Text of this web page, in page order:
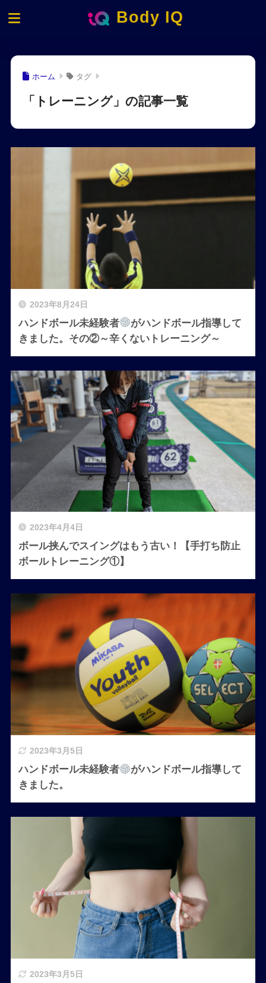
Body IQ
ホーム タグ
「トレーニング」の記事一覧
2023年8月24日
ハンドボール未経験者
がハンドボール指導して
きました。その②～辛くないトレーニング～
2023年4月4日
ボール挟んでスイングはもう古い！【手打ち防止
ボールトレーニング①】
2023年3月5日
ハンドボール未経験者
がハンドボール指導して
きました。
2023年3月5日